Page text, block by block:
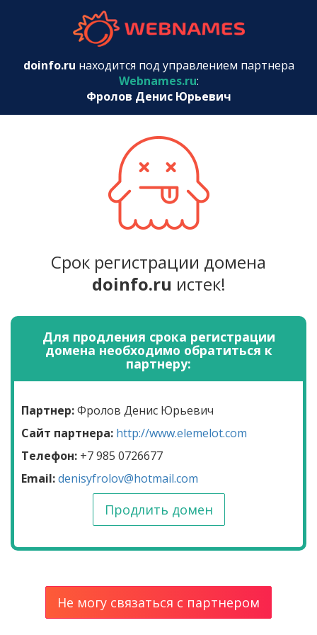
doinfo.ru находится под управлением партнера
Webnames.ru:
Фролов Денис Юрьевич
Срок регистрации домена
doinfo.ru истек!
Для продления срока регистрации
домена необходимо обратиться к
партнеру:
Партнер:Фролов Денис Юрьевич
Сайт партнера: http://www.elemelot.com
Телефон: +7 985 0726677
Email:denisyfrolov@hotmail.com
Продлить домен
Не могу связаться с партнером